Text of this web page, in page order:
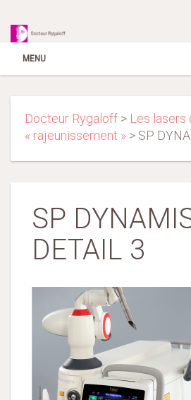
MENU
Docteur Rygaloff > Les lasers
« rajeunissement » > SP
SP
DETAIL 3